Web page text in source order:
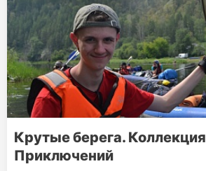
Крутые берега. Коллекция
Приключений